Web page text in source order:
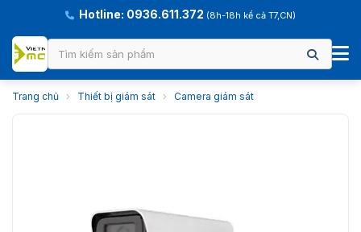
Hotline: 0936.611.372 (8h-18h kể cả T7,CN)
Trang chủ › Thiết bị giám sát › Camera giám sát